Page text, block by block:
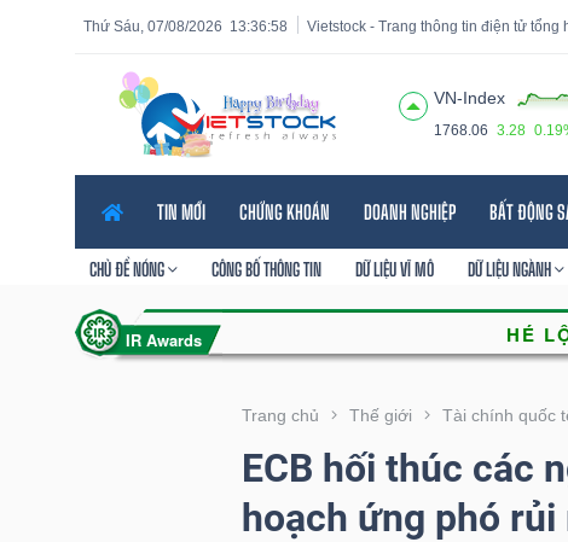
13:36:59
Thứ Sáu, 07/08/2026 Vietstock - Trang thông tin điện tử tổng
VN-Index
1768.06 3.28
TIN MỚI CHỨNG KHOÁN DOANH NGHIỆP BẤT ĐỘNG
CHỦ ĐỀ NÓNG CÔNG BỐ THÔNG TIN DỮ LIỆU VĨ MÔ DỮ LIỆU NGÀNH
Trang chủ Thế giới Tài chính quốc
ECB hối thúc các
hoạch ứng phó rủi
Tính năng
năng
VIETSTOCK